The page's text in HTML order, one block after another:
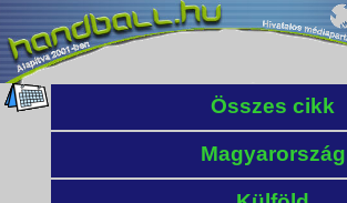
Összes cikk
Magyarország